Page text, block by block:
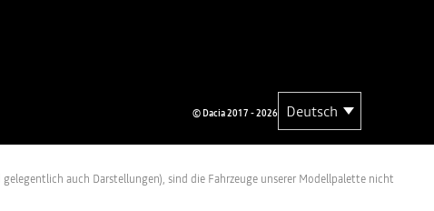
© Dacia 2017 - 2026
auch Darstellungen), sind die Fahrzeuge unserer Modellpalette nicht